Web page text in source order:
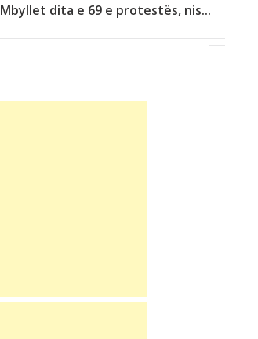
Mbyllet dita e 69 e protestës, nis...